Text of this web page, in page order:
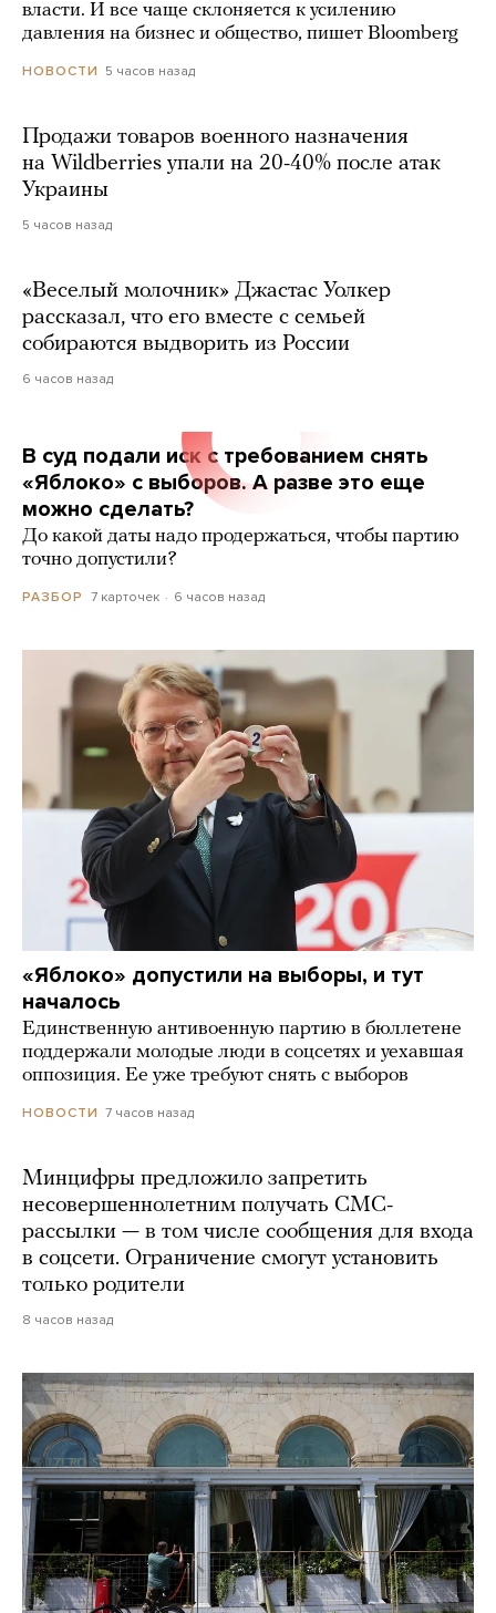
власти. И все чаще склоняется к усилению
давления на бизнес и общество, пишет Bloomberg
НОВОСТИ 5 часов назад
Продажи товаров военного назначения
на Wildberries упали на 20-40% после атак
Украины
5 часов назад
«Веселый молочник» Джастас Уолкер
рассказал, что его вместе с семьей
собираются выдворить из России
6 часов назад
В суд подали иск с требованием снять
«Яблоко» с выборов. А разве это еще
можно сделать?
До какой даты надо продержаться, чтобы партию
точно допустили?
РАЗБОР 7 карточек 6 часов назад
«Яблоко» допустили на выборы, и тут
началось
Единственную антивоенную партию в бюллетене
поддержали молодые люди в соцсетях и уехавшая
оппозиция. Ее уже требуют снять с выборов
НОВОСТИ 7 часов назад
Минцифры предложило запретить
несовершеннолетним получать СМС-
рассылки — в том числе сообщения для входа
в соцсети. Ограничение смогут установить
только родители
8 часов назад